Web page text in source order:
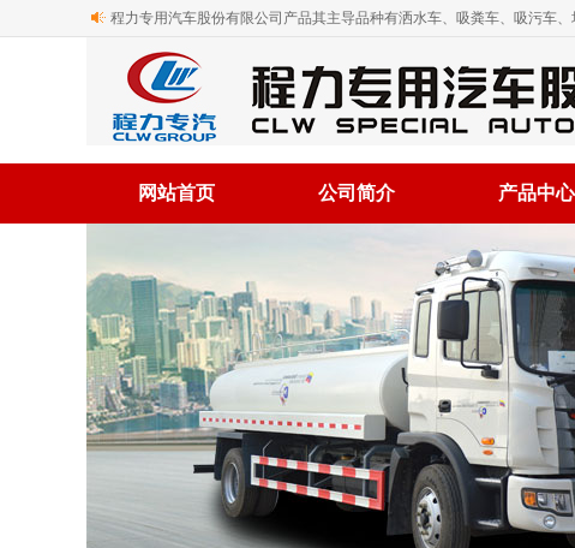
程力专用汽车股份有限公司产品其主导品种有洒水车、吸粪车、吸污车
网站首页 公司简介 产品中心